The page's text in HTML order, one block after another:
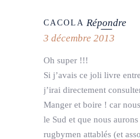
CACOLA Répondre
3 décembre 2013
Oh super !!!
Si j’avais ce joli livre
j’irai directement
Manger et boire ! car
le Sud et que nous
rugbymen attablés (et